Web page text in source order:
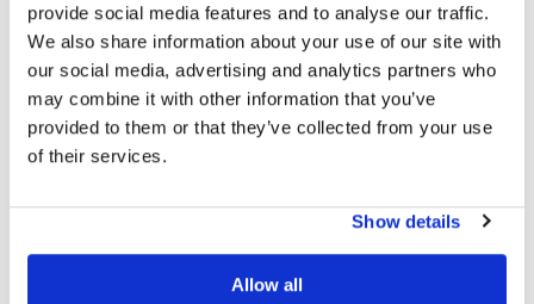
provide social media features and to analyse our traffic.
We also share information about your use of our site with
our social media, advertising and analytics partners who
may combine it with other information that you’ve
provided to them or that they’ve collected from your use
of their services.
Show details
Allow all
Privacy*
Autorizzo il trattamento dei miei dati secondo quanto